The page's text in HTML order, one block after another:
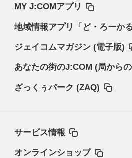
MY J:COMアプリ
地域情報アプリ「ど・ろーかる
ジェイコムマガジン (電子版)
あなたの街のJ:COM (局から
ざっくぅパーク (ZAQ)
サービス情報
オンラインショップ